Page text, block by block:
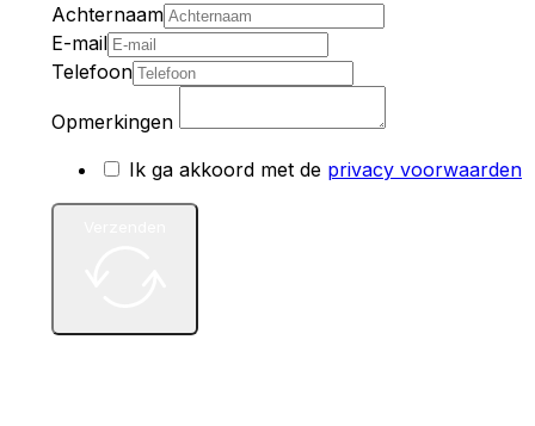
Achternaam
E-mail
Telefoon
Opmerkingen
Ik ga akkoord met de privacy voorwaarden